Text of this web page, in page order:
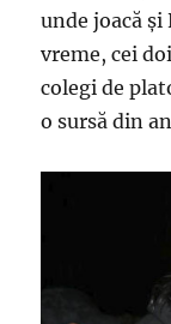
unde joacă și
vreme, cei
colegi de
o sursă din